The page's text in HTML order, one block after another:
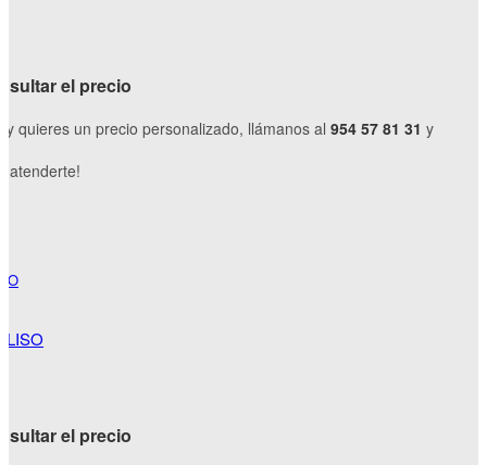
el precio
y quieres un precio personalizado, llámanos al 954 57 81 31 y
atenderte!
LISO
el precio